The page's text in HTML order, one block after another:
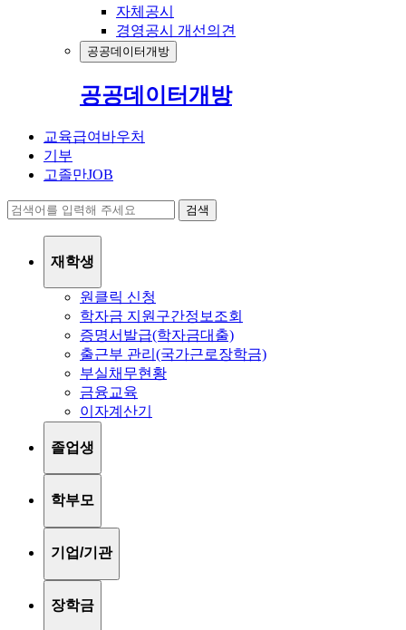
자체공시
경영공시 개선의견
공공데이터개방
공공데이터개방
교육급여바우처
기부
고졸만JOB
검색
재학생
원클릭 신청
학자금 지원구간정보조회
증명서발급(학자금대출)
출근부 관리(국가근로장학금)
부실채무현황
금융교육
이자계산기
졸업생
학부모
기업/기관
장학금